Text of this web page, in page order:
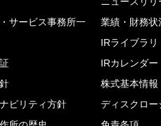
サービス事務所一
ビリティ方針
業績・財務状
IRライブラリ
IRカレンダー
株式基本情報
ディスクロー